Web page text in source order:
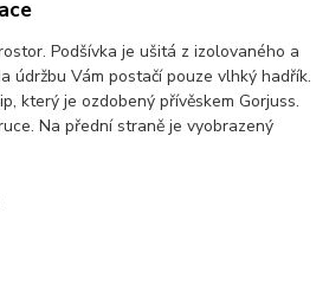
Podšívka je ušitá z izolovaného a
údržbu Vám postačí pouze vlhký hadřík.
který je ozdobený přívěskem Gorjuss.
Na přední straně je vyobrazený